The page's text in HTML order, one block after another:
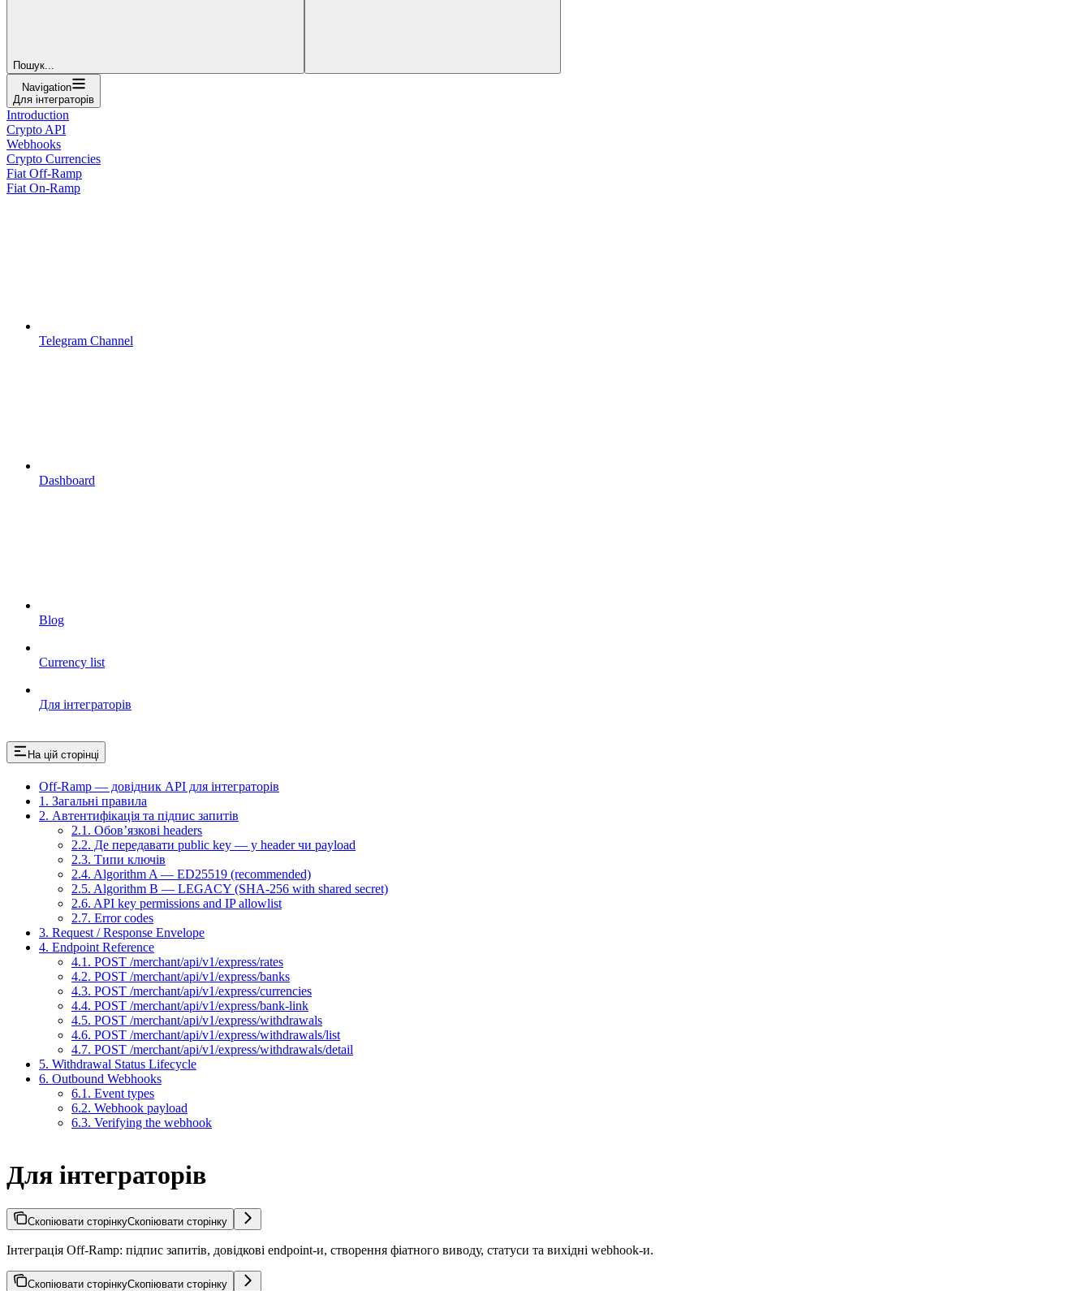
Пошук...
Navigation
Для інтеграторів
Introduction
Crypto API
Webhooks
Crypto Currencies
Fiat Off-Ramp
Fiat On-Ramp
Telegram Channel
Dashboard
Blog
Currency list
Для інтеграторів
На цій сторінці
Off-Ramp — довідник API для інтеграторів
1. Загальні правила
2. Автентифікація та підпис запитів
2.1. Обов’язкові headers
2.2. Де передавати public key — у header чи payload
2.3. Типи ключів
2.4. Algorithm A — ED25519 (recommended)
2.5. Algorithm B — LEGACY (SHA-256 with shared secret)
2.6. API key permissions and IP allowlist
2.7. Error codes
3. Request / Response Envelope
4. Endpoint Reference
4.1. POST /merchant/api/v1/express/rates
4.2. POST /merchant/api/v1/express/banks
4.3. POST /merchant/api/v1/express/currencies
4.4. POST /merchant/api/v1/express/bank-link
4.5. POST /merchant/api/v1/express/withdrawals
4.6. POST /merchant/api/v1/express/withdrawals/list
4.7. POST /merchant/api/v1/express/withdrawals/detail
5. Withdrawal Status Lifecycle
6. Outbound Webhooks
6.1. Event types
6.2. Webhook payload
6.3. Verifying the webhook
Для інтеграторів
Скопіювати сторінкуСкопіювати сторінку
Інтеграція Off-Ramp: підпис запитів, довідкові endpoint-и, створення фіатного виводу, статуси та вихідні webhook-и.
Скопіювати сторінкуСкопіювати сторінку